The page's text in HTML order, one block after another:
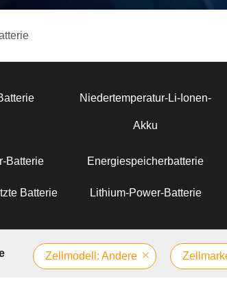
Niedertemperatur-Li-Ionen-
Akku
Batterie Energiespeicherbatterie
Batterie Lithium-Power-Batterie
Zellmodell: Andere